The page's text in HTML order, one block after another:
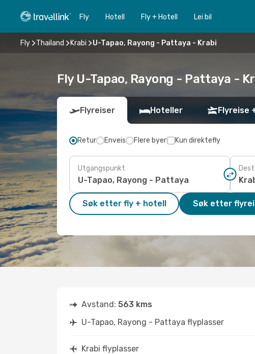
Fly Hotell Fly + Hotell Lei bil
Fly Thailand Krabi U-Tapao, Rayong - Pattaya - Krabi
Fly U-Tapao, Rayong - Pattaya -
Flyreiser Hoteller Flyreise
Retur Enveis Flere byer Kun direktefly
Utgangspunkt
Søk etter fly + hotell Søk etter
Avstand: 563 kms
U-Tapao, Rayong - Pattaya flyplasser
Krabi flyplasser